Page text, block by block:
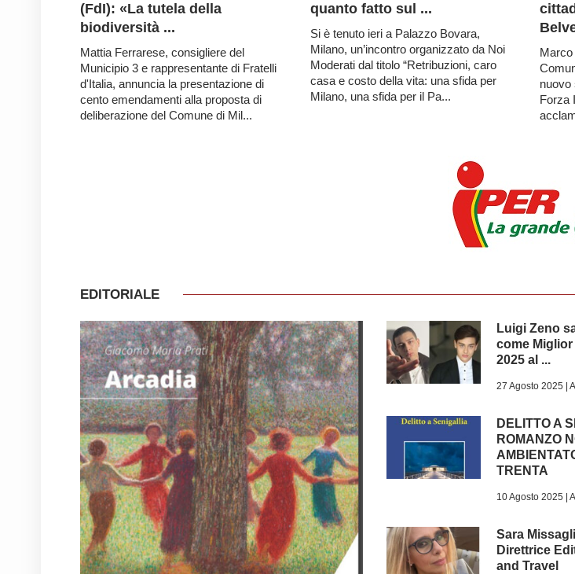
(FdI): «La tutela della
biodiversità ...
Mattia Ferrarese, consigliere del
Municipio 3 e rappresentante di Fratelli
d'Italia, annuncia la presentazione di
cento emendamenti alla proposta di
deliberazione del Comune di Mil...
quanto fatto sul ...
Si è tenuto ieri a Palazzo Bovara,
Milano, un’incontro organizzato da Noi
Moderati dal titolo “Retribuzioni, caro
casa e costo della vita: una sfida per
Milano, una sfida per il Pa...
nuovo
Forza
EDITORIALE
Luigi Zeno
come
2025 al ...
27 Agosto 2025 |
DELITTO A
ROMANZO
TRENTA
10 Agosto 2025 |
Sara
Direttrice
and Travel